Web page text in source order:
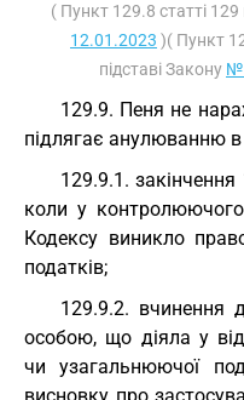
( Пункт 129.8 статті 129
12.01.2023 )( Пункт
підставі Закону №
129.9. Пеня не
підлягає анулюванню
129.9.1.
коли у
Кодексу виникло
податків;
129.9.2. вчинення
особою, що діяла у
чи узагальнюючої